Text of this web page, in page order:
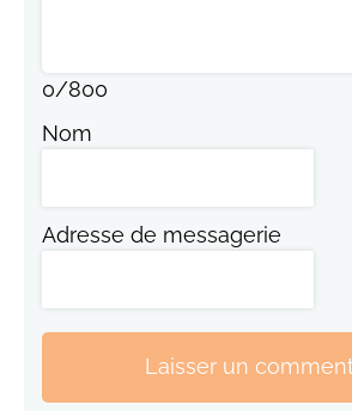
0/800
Nom
Adresse de messagerie
Laisser un